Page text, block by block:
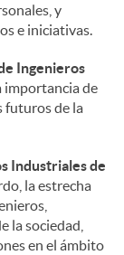
y
e iniciativas.
Ingenieros
importancia de
futuros de la
Industriales de
la estrecha
la sociedad,
en el ámbito